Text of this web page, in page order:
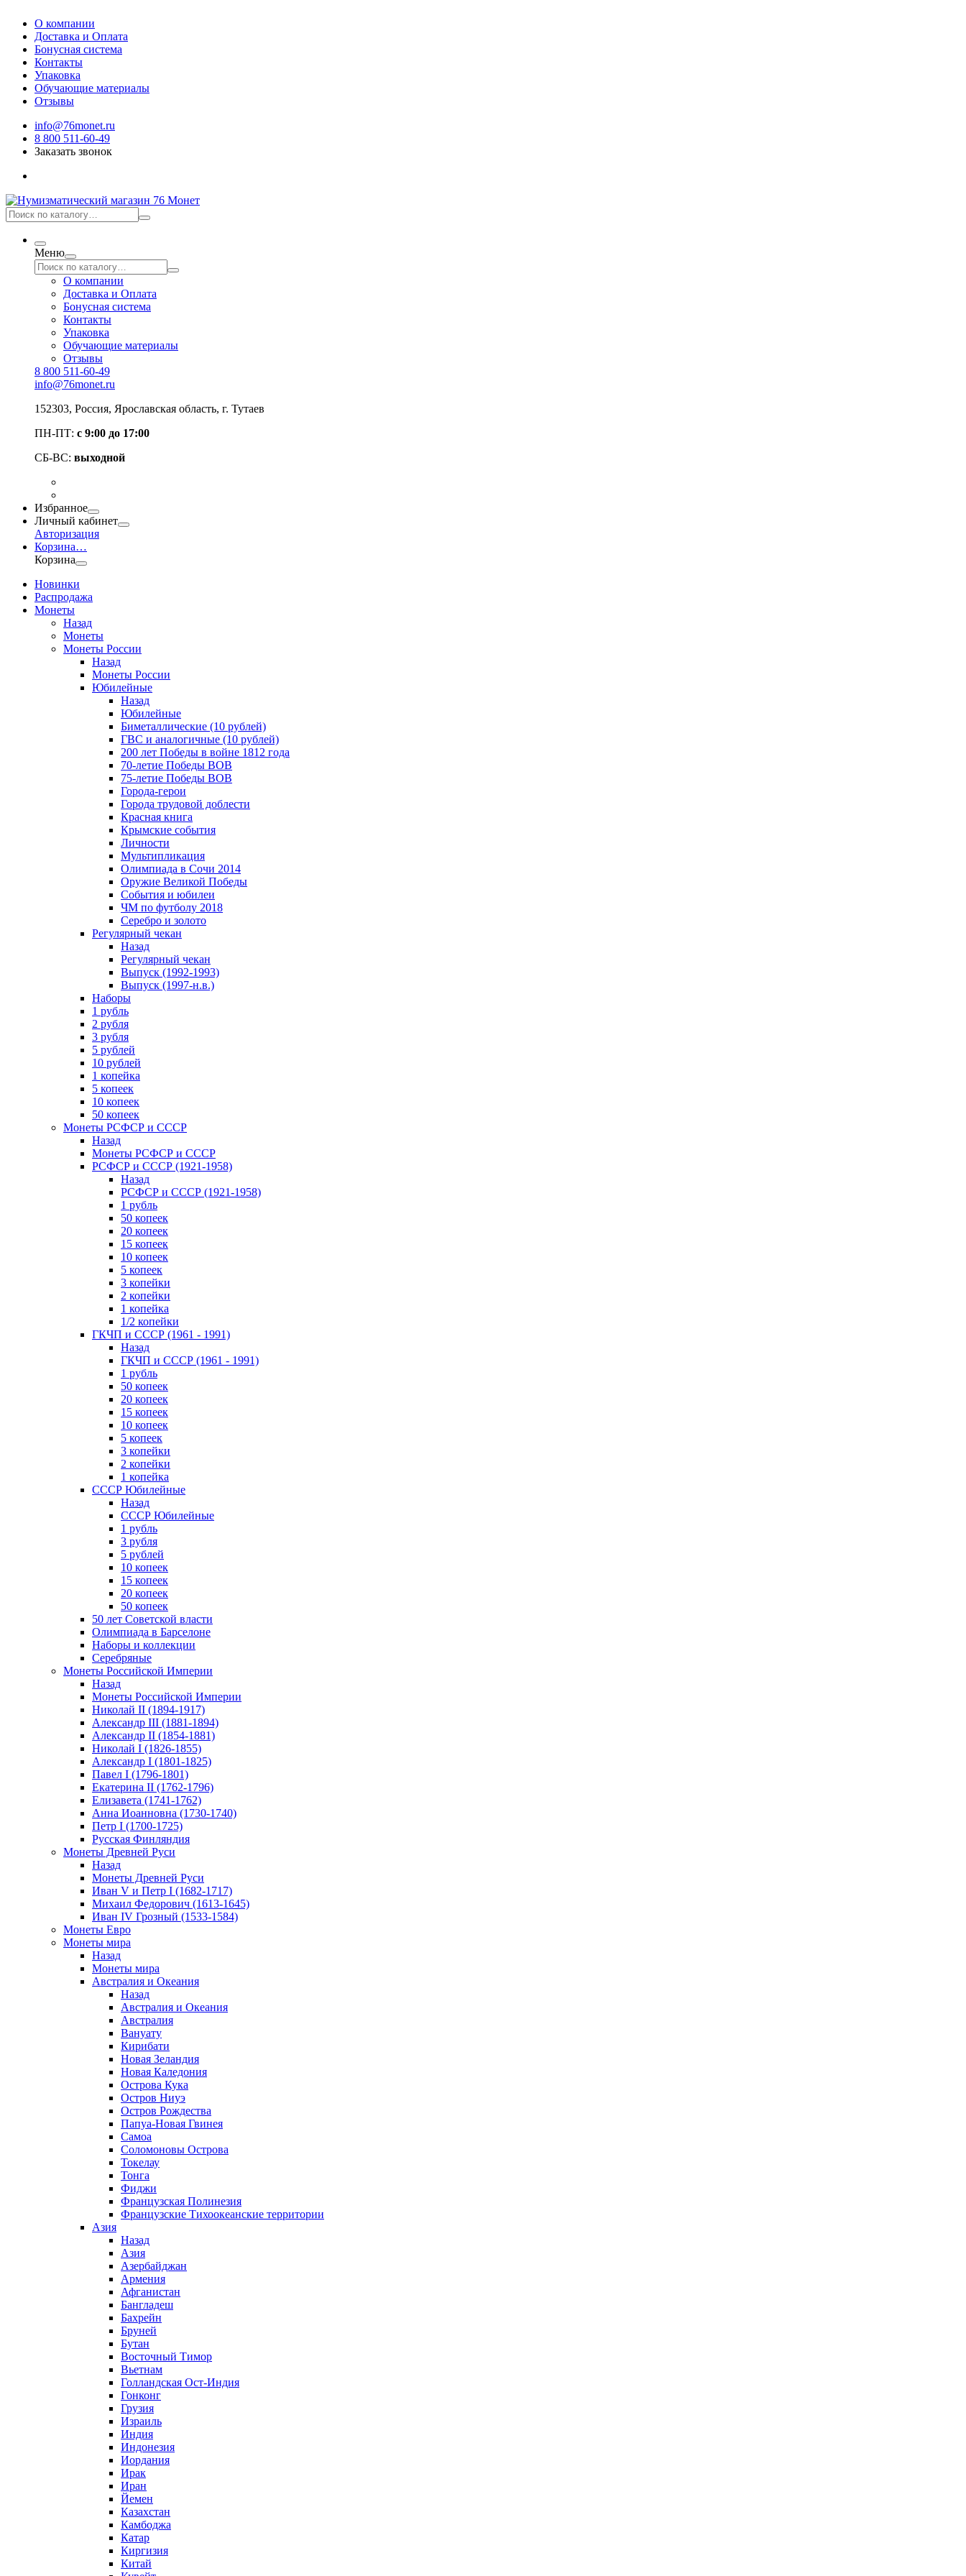
О компании
Доставка и Оплата
Бонусная система
Контакты
Упаковка
Обучающие материалы
Отзывы
info@76monet.ru
8 800 511-60-49
Заказать звонок
Меню
О компании
Доставка и Оплата
Бонусная система
Контакты
Упаковка
Обучающие материалы
Отзывы
8 800 511-60-49
info@76monet.ru
152303, Россия, Ярославская область, г. Тутаев
ПН-ПТ: с 9:00 до 17:00
СБ-ВС: выходной
Избранное
Личный кабинет
Авторизация
Корзина…
Корзина
Новинки
Распродажа
Монеты
Назад
Монеты
Монеты России
Назад
Монеты России
Юбилейные
Назад
Юбилейные
Биметаллические (10 рублей)
ГВС и аналогичные (10 рублей)
200 лет Победы в войне 1812 года
70-летие Победы ВОВ
75-летие Победы ВОВ
Города-герои
Города трудовой доблести
Красная книга
Крымские события
Личности
Мультипликация
Олимпиада в Сочи 2014
Оружие Великой Победы
События и юбилеи
ЧМ по футболу 2018
Серебро и золото
Регулярный чекан
Назад
Регулярный чекан
Выпуск (1992-1993)
Выпуск (1997-н.в.)
Наборы
1 рубль
2 рубля
3 рубля
5 рублей
10 рублей
1 копейка
5 копеек
10 копеек
50 копеек
Монеты РСФСР и СССР
Назад
Монеты РСФСР и СССР
РСФСР и СССР (1921-1958)
Назад
РСФСР и СССР (1921-1958)
1 рубль
50 копеек
20 копеек
15 копеек
10 копеек
5 копеек
3 копейки
2 копейки
1 копейка
1/2 копейки
ГКЧП и СССР (1961 - 1991)
Назад
ГКЧП и СССР (1961 - 1991)
1 рубль
50 копеек
20 копеек
15 копеек
10 копеек
5 копеек
3 копейки
2 копейки
1 копейка
СССР Юбилейные
Назад
СССР Юбилейные
1 рубль
3 рубля
5 рублей
10 копеек
15 копеек
20 копеек
50 копеек
50 лет Советской власти
Олимпиада в Барселоне
Наборы и коллекции
Серебряные
Монеты Российской Империи
Назад
Монеты Российской Империи
Николай II (1894-1917)
Александр III (1881-1894)
Александр II (1854-1881)
Николай I (1826-1855)
Александр I (1801-1825)
Павел I (1796-1801)
Екатерина II (1762-1796)
Елизавета (1741-1762)
Анна Иоанновна (1730-1740)
Петр I (1700-1725)
Русская Финляндия
Монеты Древней Руси
Назад
Монеты Древней Руси
Иван V и Петр I (1682-1717)
Михаил Федорович (1613-1645)
Иван IV Грозный (1533-1584)
Монеты Евро
Монеты мира
Назад
Монеты мира
Австралия и Океания
Назад
Австралия и Океания
Австралия
Вануату
Кирибати
Новая Зеландия
Новая Каледония
Острова Кука
Остров Ниуэ
Остров Рождества
Папуа-Новая Гвинея
Самоа
Соломоновы Острова
Токелау
Тонга
Фиджи
Французская Полинезия
Французские Тихоокеанские территории
Азия
Назад
Азия
Азербайджан
Армения
Афганистан
Бангладеш
Бахрейн
Бруней
Бутан
Восточный Тимор
Вьетнам
Голландская Ост-Индия
Гонконг
Грузия
Израиль
Индия
Индонезия
Иордания
Ирак
Иран
Йемен
Казахстан
Камбоджа
Катар
Киргизия
Китай